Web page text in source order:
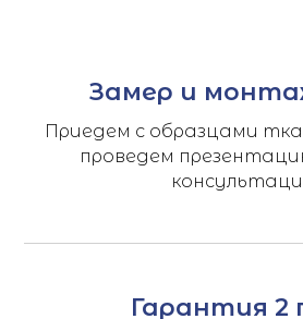
Замер и
Приедем с образцами
проведем
Гарантия 2